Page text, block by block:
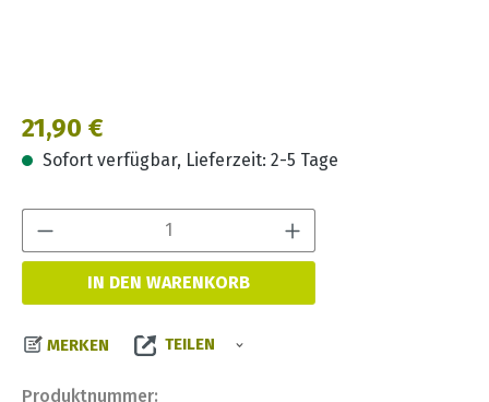
Regulärer Preis:
21,90 €
Sofort verfügbar, Lieferzeit: 2-5 Tage
IN DEN WARENKORB
MERKEN TEILEN
Produktnummer: